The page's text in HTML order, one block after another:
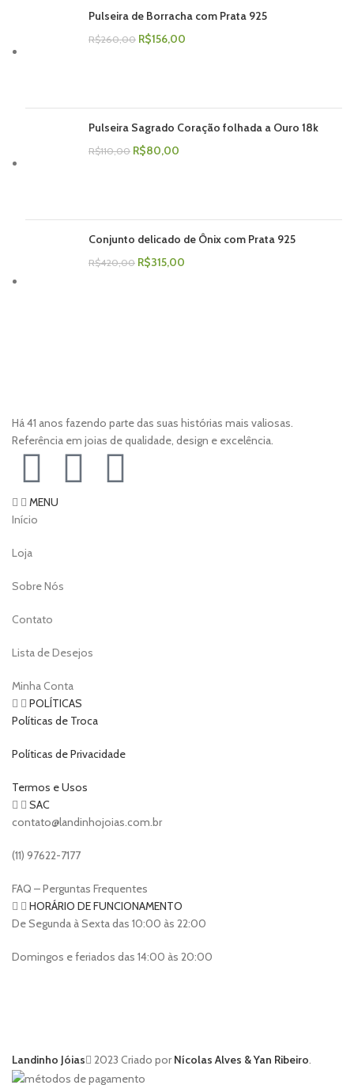
Pulseira de Borracha com Prata 925
R$260,00 R$156,00
Pulseira Sagrado Coração folhada a Ouro 18k
R$110,00 R$80,00
Conjunto delicado de Ônix com Prata 925
R$420,00 R$315,00
Há 41 anos fazendo parte das suas histórias mais valiosas.
Referência em joias de qualidade, design e excelência.
MENU
Início
Loja
Sobre Nós
Contato
Lista de Desejos
Minha Conta
POLÍTICAS
Políticas de Troca
Políticas de Privacidade
Termos e Usos
SAC
contato@landinhojoias.com.br
(11) 97622-7177
FAQ – Perguntas Frequentes
HORÁRIO DE FUNCIONAMENTO
De Segunda à Sexta das 10:00 às 22:00
Domingos e feriados das 14:00 às 20:00
Landinho Jóias 2023 Criado porNícolas Alves & Yan Ribeiro.